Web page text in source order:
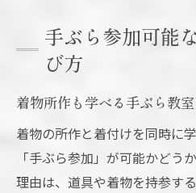
手ぶら参加可能
び方
着物所作も学べる手ぶら教
着物の所作と着付けを同時に
「手ぶら参加」が可能かどう
理由は、道具や着物を持参す